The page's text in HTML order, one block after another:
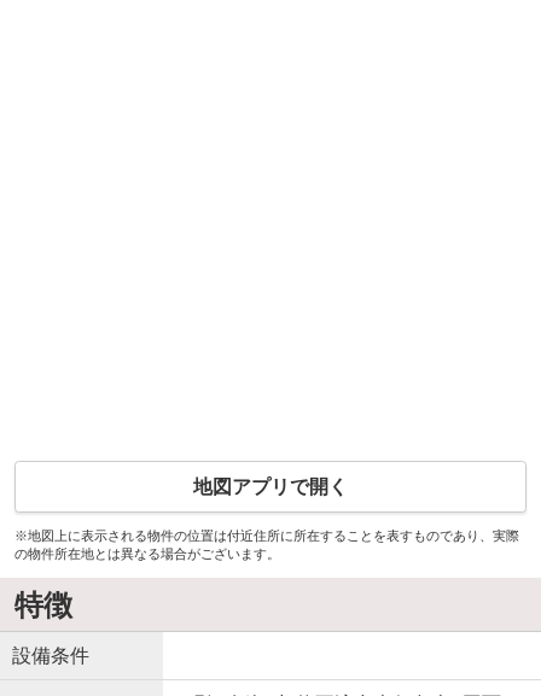
地図アプリで開く
※地図上に表示される物件の位置は付近住所に所在することを表すものであり、実際
の物件所在地とは異なる場合がございます。
特徴
設備条件